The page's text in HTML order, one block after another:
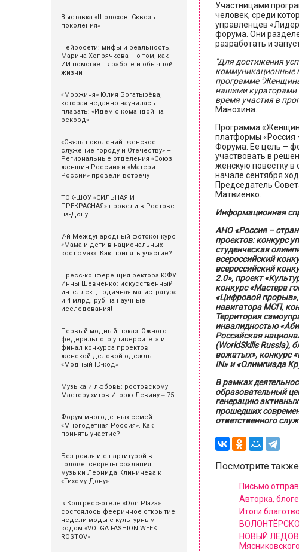
Выставка «Шолохов. Сквозь
поколения»
Нейросети: мифы и реальность.
Марина Хопрячкова – о том, как
ИИ помогает в работе и обычной
жизни
«Моржиня» Юлия Богатырёва,
которая недавно научилась
плавать: «Идём с командой на
рекорд»
«Связь поколений: женское
служение городу и Отечеству» –
Региональные отделения «Союз
женщин России» и «Матери
России» провели встречу
ТОК-ШОУ «СИЛЬНАЯ И
ПРЕКРАСНАЯ» провели в Ростове-
на-Дону
7-й Международный фотоконкурс
«Мама и дети в национальных
костюмах». Как принять участие?
Пресс-конференция ректора ЮФУ
Инны Шевченко: искусственный
интеллект, годичная магистратура
и 4 млрд. руб на научные
исследования!
Первый модный показ Южного
федерального университета и
финал конкурса проектов
женской деловой одежды
«Модный ID-код»
Музыка и любовь: ростовскому
Мастеру хитов Игорю Левину ‒ 75!
Форум многодетных семей
«Многодетная Россия». Как
принять участие?
Без рояля и с партитурой в
голове: секреты создания
музыки Леонида Клиничева к
«Тихому Дону»
в Конгресс-отеле «Don Plaza»
состоялось фееричное открытие
недели моды с культурным
кодом «VOLGA FASHION WEEK
ROSTOV»
Участницами
человек, среди
управленцев
форума. Они
разработать и
"Для достижения
коммуникационные
программе
нашими кураторами
время участия в
Манохина.
Программа
платформы «Россия
Форума. Ее цель –
участвовать в
женскую повестку
начале сентября
Председатель
Матвиенко.
Информационная
АНО «Россия –
проектов: конкурс
студенческая
всероссийский
всероссийский
2.0», проект
конкурс «Мастера
«Цифровой прорыв»,
навигатора МСП,
Территория
инвалидностью
Российская
(WorldSkills Russia),
вожатых», конкурс
IN» и «Олимпиада
В рамках
образовательный
генерацию
прошедших
ответственного
Посмотрите
Письмо
Авторка,
Итоги
НОВЫЙ